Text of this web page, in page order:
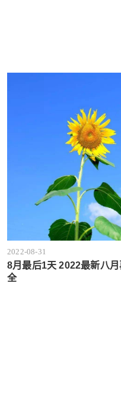
2022-08-31
8月最后1天 2022最新八
全